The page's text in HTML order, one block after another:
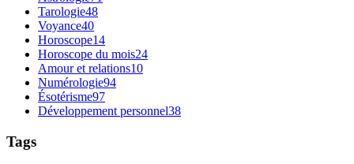
Tarologie48
Voyance40
Horoscope14
Horoscope du mois24
Amour et relations10
Numérologie94
Ésotérisme97
Développement personnel38
Tags